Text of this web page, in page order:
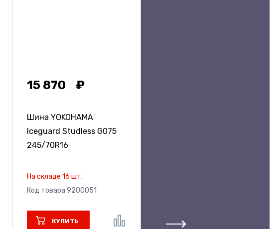
15 870
Шина YOKOHAMA
Iceguard Studless G075
245/70R16
На складе 16 шт.
Код товара 9200051
КУПИТЬ